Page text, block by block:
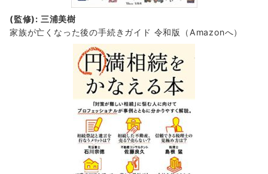
(監修): 三浦美樹
家族が亡くなった後の手続きガイド 令和版（Amazonへ）